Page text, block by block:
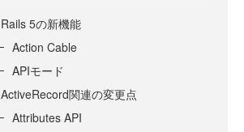
Rails 5の新機能
Action Cable
APIモード
ActiveRecord関連の変更点
Attributes API